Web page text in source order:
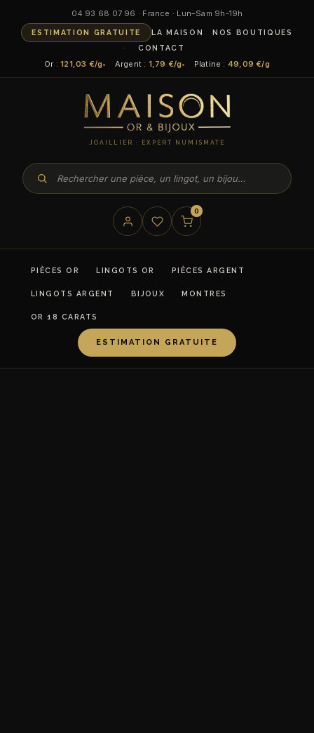
04 93 68 07 96 · France · Lun–Sam 9h-19h
ESTIMATION GRATUITE LA MAISON
NOS BOUTIQUES
CONTACT
Or :121,03 €/g Argent : 1,79 €/g Platine : 49,09 €/g
JOAILLIER · EXPERT NUMISMATE
0
PIÈCES OR LINGOTS OR PIÈCES ARGENT
LINGOTS ARGENT BIJOUX MONTRES
OR 18 CARATS
ESTIMATION GRATUITE